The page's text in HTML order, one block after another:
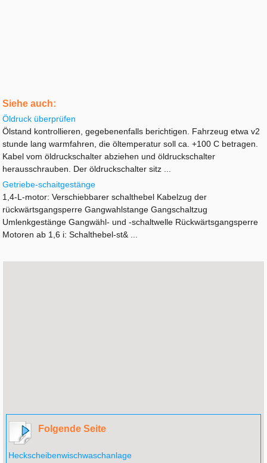
Siehe auch:
Öldruck überprüfen
Ölstand kontrollieren, gegebenenfalls berichtigen. Fahrzeug etwa v2
stunde lang warmfahren, die öltemperatur soll ca. +100 C betragen.
Kabel vom öldruckschalter abziehen und öldruckschalter
herausschrauben. Der öldruckschalter sitz ...
Getriebe-schaitgestänge
1,4-L-motor: Verschiebbarer schalthebel Kabelzug der
rückwärtsgangsperre Gangwahlstange Gangschaltzug
Umlenkgestänge Gangwähl- und -schaltwelle Rückwärtsgangsperre
Motoren ab 1,6 i: Schalthebel-st& ...
Folgende Seite
Heckscheibenwischwaschanlage